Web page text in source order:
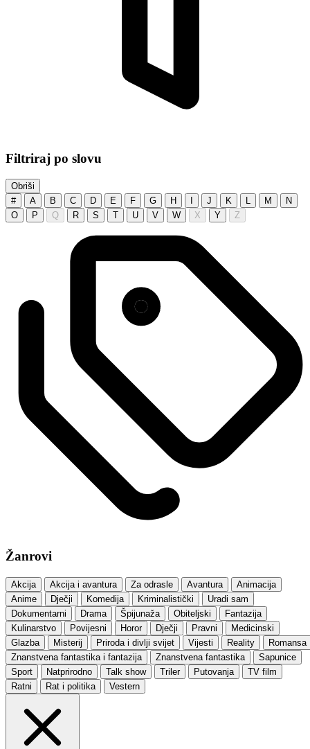
Filtriraj po slovu
Obriši
#
A B C D E F G H J K L M
N
O
P Q R S T U V W X Y Z
Žanrovi
Akcija Akcija i avantura Za odrasle Avantura
Animacija
Anime
Dječji Komedija Kriminalistički
Uradi sam
Dokumentarni
Drama Špijunaža Obiteljski
Fantazija
Kulinarstvo
Povijesni Horor Dječji Pravni
Medicinski
Glazba
Misterij Priroda i divlji svijet Vijesti Reality
Romansa
Znanstvena fantastika i fantazija
Znanstvena fantastika
Sapunice
Sport
Natprirodno Talk show Triler Putovanja
TV film
Ratni
Rat i politika Vestern